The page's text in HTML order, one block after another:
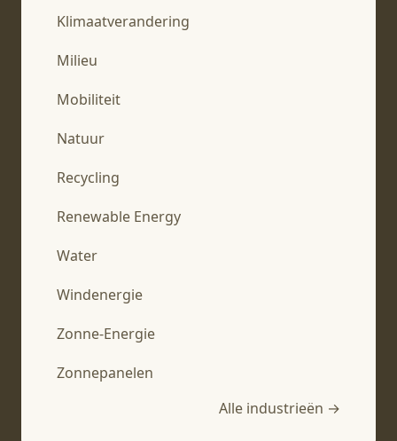
Klimaatverandering
Milieu
Mobiliteit
Natuur
Recycling
Renewable Energy
Water
Windenergie
Zonne-Energie
Zonnepanelen
Alle industrieën →